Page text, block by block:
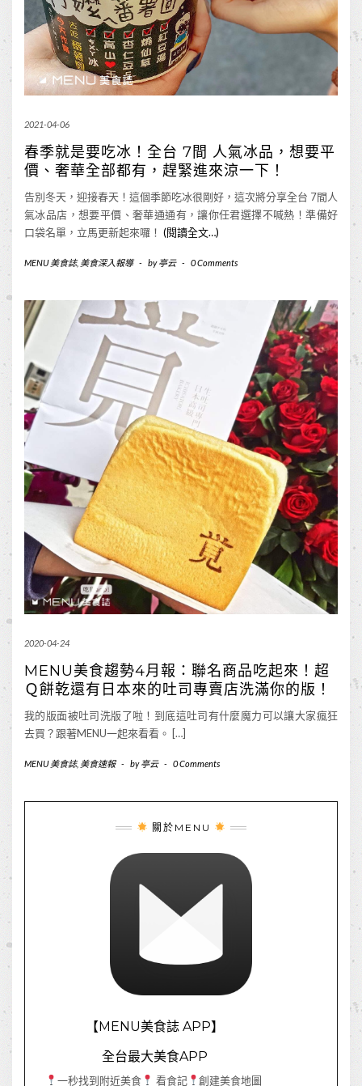
2021-04-06
春季就是要吃冰！全台 7間 人氣冰品，想要平
價、奢華全部都有，趕緊進來涼一下！
告別冬天，迎接春天！這個季節吃冰很剛好，這次將分享全台 7間人
氣冰品店，想要平價、奢華通通有，讓你任君選擇不喊熱！準備好
口袋名單，立馬更新起來囉！ (閱讀全文…)
MENU 美食誌, 美食深入報導 - by亭云 - 0 Comments
2020-04-24
MENU美食趨勢4月報：聯名商品吃起來！超
Ｑ餅乾還有日本來的吐司專賣店洗滿你的版！
我的版面被吐司洗版了啦！到底這吐司有什麼魔力可以讓大家瘋狂
去買？跟著MENU一起來看看。 […]
MENU 美食誌, 美食速報 - by亭云 - 0 Comments
關於MENU
【MENU美食誌 APP】
全台最大美食APP
一秒找到附近美食 看食記 創建美食地圖